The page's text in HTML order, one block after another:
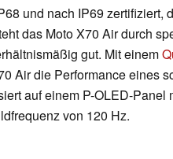
und nach IP69 zertifiziert,
das Moto X70 Air durch
gut. Mit einem
Air die Performance eines
auf einem P-OLED-Panel
von 120 Hz.